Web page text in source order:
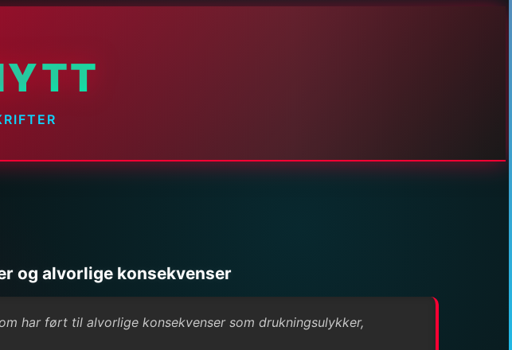
og alvorlige konsekvenser
har ført til alvorlige konsekvenser som drukningsulykker,